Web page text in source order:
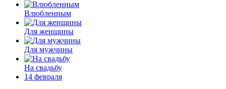
Влюбленным
Для женщины
Для мужчины
На свадьбу
14 февраля